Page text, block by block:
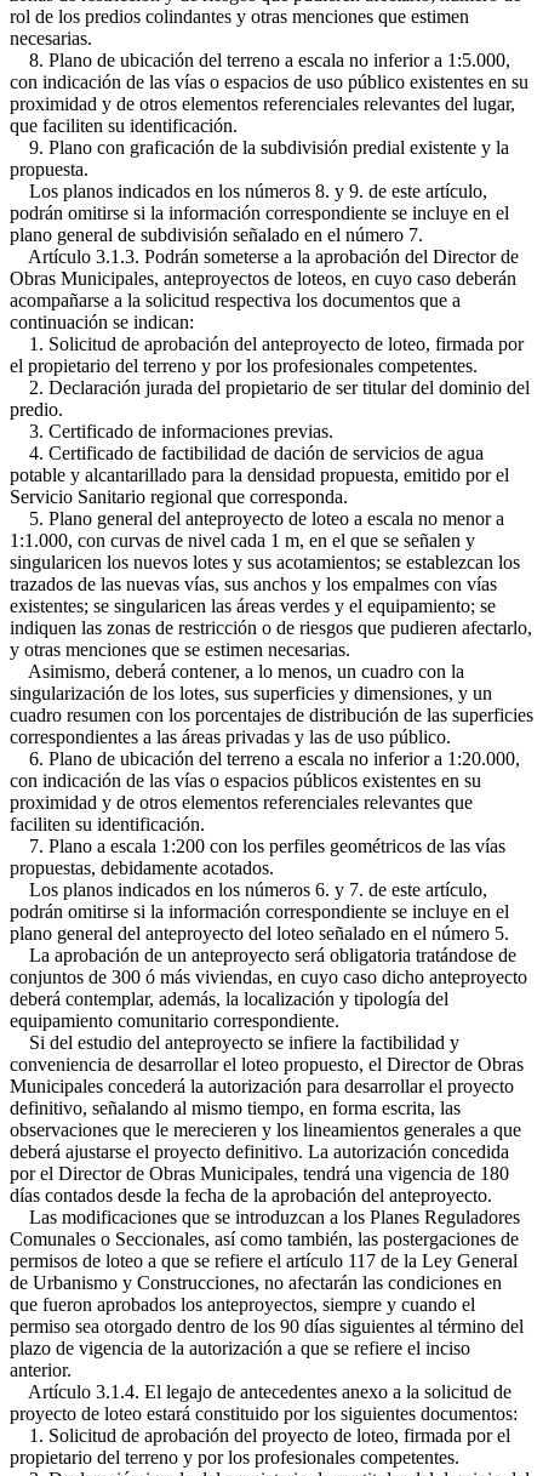
rol de los predios colindantes y otras menciones que estimen
necesarias.
8. Plano de ubicación del terreno a escala no inferior a 1:5.000,
con indicación de las vías o espacios de uso público existentes en su
proximidad y de otros elementos referenciales relevantes del lugar,
que faciliten su identificación.
9. Plano con graficación de la subdivisión predial existente y la
propuesta.
Los planos indicados en los números 8. y 9. de este artículo,
podrán omitirse si la información correspondiente se incluye en el
plano general de subdivisión señalado en el número 7.
Artículo 3.1.3. Podrán someterse a la aprobación del Director de
Obras Municipales, anteproyectos de loteos, en cuyo caso deberán
acompañarse a la solicitud respectiva los documentos que a
continuación se indican:
1. Solicitud de aprobación del anteproyecto de loteo, firmada por
el propietario del terreno y por los profesionales competentes.
2. Declaración jurada del propietario de ser titular del dominio del
predio.
3. Certificado de informaciones previas.
4. Certificado de factibilidad de dación de servicios de agua
potable y alcantarillado para la densidad propuesta, emitido por el
Servicio Sanitario regional que corresponda.
5. Plano general del anteproyecto de loteo a escala no menor a
1:1.000, con curvas de nivel cada 1 m, en el que se señalen y
singularicen los nuevos lotes y sus acotamientos; se establezcan los
trazados de las nuevas vías, sus anchos y los empalmes con vías
existentes; se singularicen las áreas verdes y el equipamiento; se
indiquen las zonas de restricción o de riesgos que pudieren afectarlo,
y otras menciones que se estimen necesarias.
Asimismo, deberá contener, a lo menos, un cuadro con la
singularización de los lotes, sus superficies y dimensiones, y un
cuadro resumen con los porcentajes de distribución de las superficies
correspondientes a las áreas privadas y las de uso público.
6. Plano de ubicación del terreno a escala no inferior a 1:20.000,
con indicación de las vías o espacios públicos existentes en su
proximidad y de otros elementos referenciales relevantes que
faciliten su identificación.
7. Plano a escala 1:200 con los perfiles geométricos de las vías
propuestas, debidamente acotados.
Los planos indicados en los números 6. y 7. de este artículo,
podrán omitirse si la información correspondiente se incluye en el
plano general del anteproyecto del loteo señalado en el número 5.
La aprobación de un anteproyecto será obligatoria tratándose de
conjuntos de 300 ó más viviendas, en cuyo caso dicho anteproyecto
deberá contemplar, además, la localización y tipología del
equipamiento comunitario correspondiente.
Si del estudio del anteproyecto se infiere la factibilidad y
conveniencia de desarrollar el loteo propuesto, el Director de Obras
Municipales concederá la autorización para desarrollar el proyecto
definitivo, señalando al mismo tiempo, en forma escrita, las
observaciones que le merecieren y los lineamientos generales a que
deberá ajustarse el proyecto definitivo. La autorización concedida
por el Director de Obras Municipales, tendrá una vigencia de 180
días contados desde la fecha de la aprobación del anteproyecto.
Las modificaciones que se introduzcan a los Planes Reguladores
Comunales o Seccionales, así como también, las postergaciones de
permisos de loteo a que se refiere el artículo 117 de la Ley General
de Urbanismo y Construcciones, no afectarán las condiciones en
que fueron aprobados los anteproyectos, siempre y cuando el
permiso sea otorgado dentro de los 90 días siguientes al término del
plazo de vigencia de la autorización a que se refiere el inciso
anterior.
Artículo 3.1.4. El legajo de antecedentes anexo a la solicitud de
proyecto de loteo estará constituido por los siguientes documentos:
1. Solicitud de aprobación del proyecto de loteo, firmada por el
propietario del terreno y por los profesionales competentes.